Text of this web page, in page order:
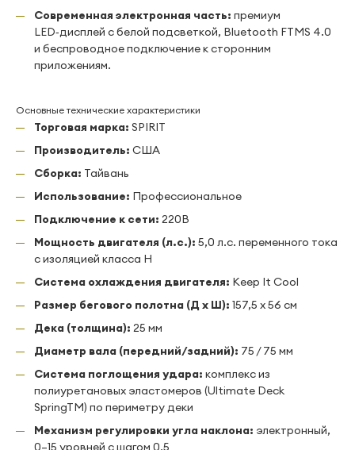
Современная электронная часть: премиум
LED‑дисплей с белой подсветкой, Bluetooth FTMS 4.0
и беспроводное подключение к сторонним
приложениям.
Основные технические характеристики
Торговая марка: SPIRIT
Производитель: США
Сборка: Тайвань
Использование: Профессиональное
Подключение к сети: 220В
Мощность двигателя (л.с.): 5,0 л.с. переменного тока
с изоляцией класса H
Система охлаждения двигателя: Keep It Cool
Размер бегового полотна (Д х Ш): 157,5 х 56 см
Дека (толщина): 25 мм
Диаметр вала (передний/задний): 75 / 75 мм
Система поглощения удара: комплекс из
полиуретановых эластомеров (Ultimate Deck
SpringTM) по периметру деки
Механизм регулировки угла наклона: электронный,
0–15 уровней с шагом 0,5